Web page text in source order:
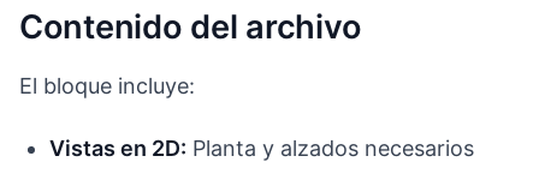
Contenido del archivo
El bloque incluye:
Vistas en 2D: Planta y alzados necesarios